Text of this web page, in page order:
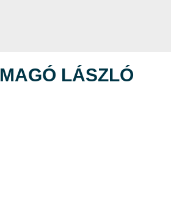
MAGÓ LÁSZLÓ